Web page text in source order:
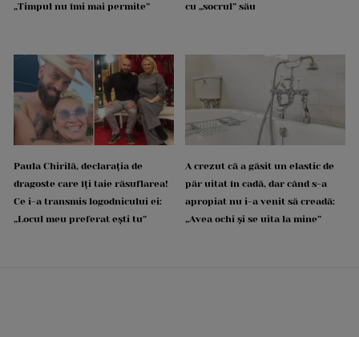
„Timpul nu îmi mai permite”
cu „socrul” său
Paula Chirilă, declarația de
dragoste care îți taie răsuflarea!
Ce i-a transmis logodnicului ei:
„Locul meu preferat ești tu”
A crezut că a găsit un elastic de
păr uitat în cadă, dar când s-a
apropiat nu i-a venit să creadă:
„Avea ochi și se uita la mine”